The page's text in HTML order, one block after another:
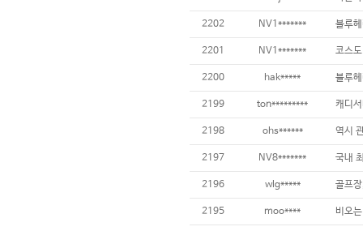
2202 NV1*******
2201 NV1*******
2200 hak***** 블루
2199 ton********* 캐디
2198 ohs****** 역시
2197 NV8*******
2196 wlg***** 골프
2195 moo****